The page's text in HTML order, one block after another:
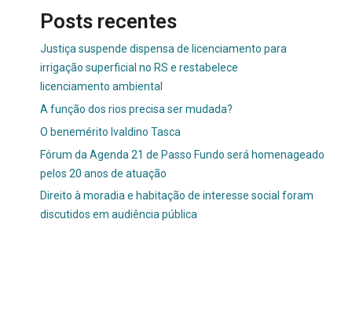
Posts recentes
Justiça suspende dispensa de licenciamento para
irrigação superficial no RS e restabelece
licenciamento ambiental
A função dos rios precisa ser mudada?
O benemérito Ivaldino Tasca
Fórum da Agenda 21 de Passo Fundo será homenageado
pelos 20 anos de atuação
Direito à moradia e habitação de interesse social foram
discutidos em audiência pública